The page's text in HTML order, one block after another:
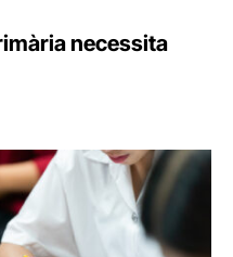
necessita